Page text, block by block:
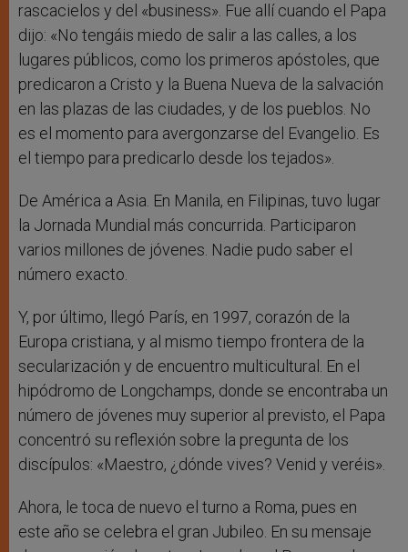
rascacielos y del «business». Fue allí cuando el Papa
dijo: «No tengáis miedo de salir a las calles, a los
lugares públicos, como los primeros apóstoles, que
predicaron a Cristo y la Buena Nueva de la salvación
en las plazas de las ciudades, y de los pueblos. No
es el momento para avergonzarse del Evangelio. Es
el tiempo para predicarlo desde los tejados».
De América a Asia. En Manila, en Filipinas, tuvo lugar
la Jornada Mundial más concurrida. Participaron
varios millones de jóvenes. Nadie pudo saber el
número exacto.
Y, por último, llegó París, en 1997, corazón de la
Europa cristiana, y al mismo tiempo frontera de la
secularización y de encuentro multicultural. En el
hipódromo de Longchamps, donde se encontraba un
número de jóvenes muy superior al previsto, el Papa
concentró su reflexión sobre la pregunta de los
discípulos: «Maestro, ¿dónde vives? Venid y veréis».
Ahora, le toca de nuevo el turno a Roma, pues en
este año se celebra el gran Jubileo. En su mensaje